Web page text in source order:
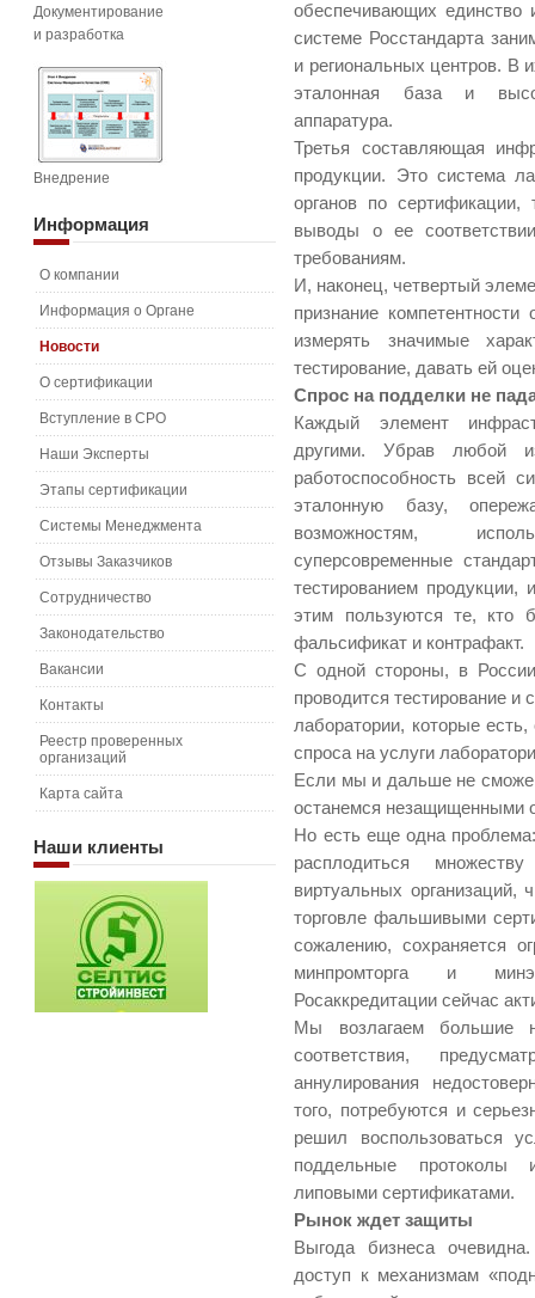
обеспечивающих единство
системе Росстандарта
и региональных центров. В
эталонная база и
аппаратура.
Третья составляющая
продукции. Это система
органов по
выводы о ее
требованиям.
И, наконец, четвертый
признание
измерять значимые
тестирование, давать ей
Спрос на подделки не
Каждый элемент
другими. Убрав любой
работоспособность
эталонную базу,
возможностям,
суперсовременные
тестированием продукции,
этим пользуются те, кто
фальсификат и контрафакт.
С одной стороны, в
проводится тестирование и
лаборатории, которые
спроса на услуги
Если мы и дальше не
останемся незащищенными
Но есть еще одна
расплодиться
виртуальных организаций,
торговле фальшивыми
сожалению, сохраняется
минпромторга и
Росаккредитации сейчас
Мы возлагаем большие
соответствия,
аннулирования
того, потребуются и
решил воспользоваться
поддельные протоколы
липовыми сертификатами.
Рынок ждет защиты
Выгода бизнеса
доступ к механизмам
Документирование
и разработка
Внедрение
Информация
О компании
Информация о Органе
Новости
О сертификации
Вступление в СРО
Наши Эксперты
Этапы сертификации
Системы Менеджмента
Отзывы Заказчиков
Сотрудничество
Законодательство
Вакансии
Контакты
Реестр проверенных
организаций
Карта сайта
Наши клиенты